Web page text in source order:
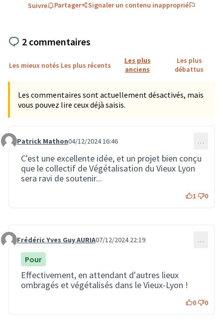
Suivre Partager Signaler un contenu inapproprié
2 commentaires
Les mieux notés Les plus récents
Les plus
anciens
Les plus
débattus
Les commentaires sont actuellement désactivés, mais
vous pouvez lire ceux déjà saisis.
Commentaire 3078
Patrick Mathon04/12/2024 16:46 …
C'est une excellente idée, et un projet bien conçu
que le collectif de Végétalisation du Vieux Lyon
sera ravi de soutenir...
1 0
Commentaire 3166
Frédéric Yves Guy AURIA07/12/2024 22:19 …
Pour
Effectivement, en attendant d'autres lieux
ombragés et végétalisés dans le Vieux-Lyon !
0 0